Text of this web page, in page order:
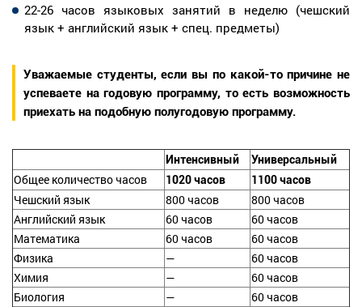
22-26 часов языковых занятий в неделю (чешский
язык + английский язык + спец. предметы)
Уважаемые студенты, если вы по какой-то причине не
успеваете на годовую программу, то есть возможность
приехать на подобную полугодовую программу.
Интенсивный Универсальный
Общее количество часов 1020 часов 1100 часов
Чешский язык 800 часов
800 часов
Английский язык
60 часов
60 часов
Математика
60 часов
60 часов
Физика
—
60 часов
Химия
—
60 часов
Биология
—
60 часов